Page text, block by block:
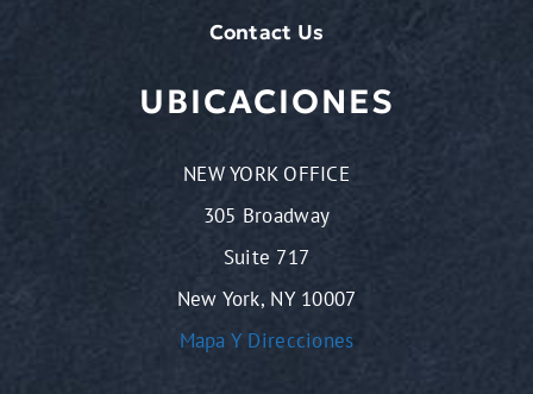
Contact Us
UBICACIONES
NEW YORK OFFICE
305 Broadway
Suite 717
New York, NY 10007
Mapa Y Direcciones